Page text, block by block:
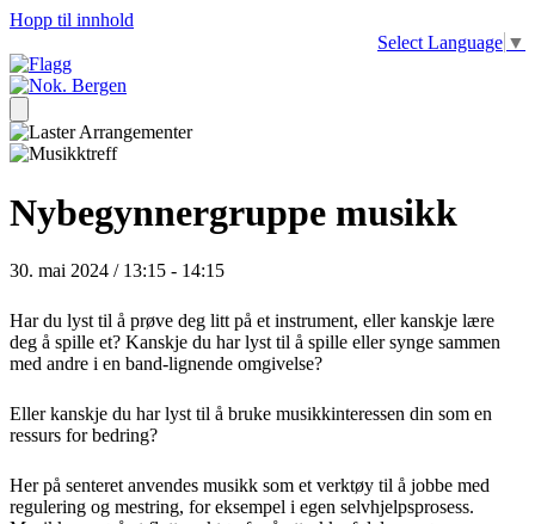
Hopp til innhold
Select Language ▼
Nybegynnergruppe musikk
30. mai 2024 / 13:15 - 14:15
Har du lyst til å prøve deg litt på et instrument, eller kanskje lære
deg å spille et? Kanskje du har lyst til å spille eller synge sammen
med andre i en band-lignende omgivelse?
Eller kanskje du har lyst til å bruke musikkinteressen din som en
ressurs for bedring?
Her på senteret anvendes musikk som et verktøy til å jobbe med
regulering og mestring, for eksempel i egen selvhjelpsprosess.